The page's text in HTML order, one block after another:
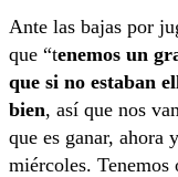
Ante las bajas por
que “tenemos un
que si no estaban
bien, así que nos
que es ganar, ahora
miércoles.